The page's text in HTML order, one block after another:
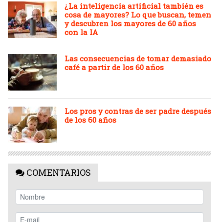
¿La inteligencia artificial también es
cosa de mayores? Lo que buscan, temen
y descubren los mayores de 60 años
con la IA
Las consecuencias de tomar demasiado
café a partir de los 60 años
Los pros y contras de ser padre después
de los 60 años
COMENTARIOS